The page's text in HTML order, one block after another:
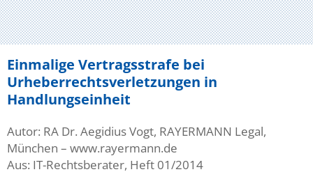
Einmalige Vertragsstrafe bei
Urheberrechtsverletzungen in
Handlungseinheit
Autor: RA Dr. Aegidius Vogt, RAYERMANN Legal,
München – www.rayermann.de
Aus: IT-Rechtsberater, Heft 01/2014